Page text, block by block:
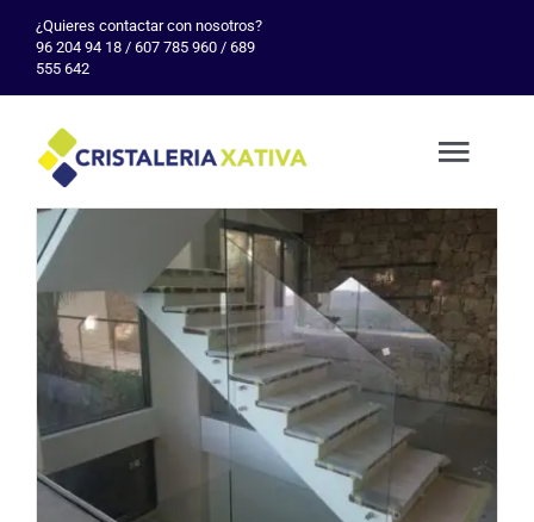
content
¿Quieres contactar con nosotros?
96 204 94 18 / 607 785 960 / 689
555 642
Inicio
Empresa
Servicio
Galería